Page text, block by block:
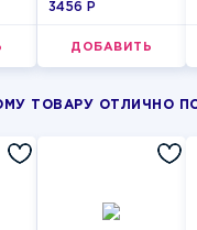
3456 P
ДОБАВИТЬ
ТОВАРУ ОТЛИЧНО